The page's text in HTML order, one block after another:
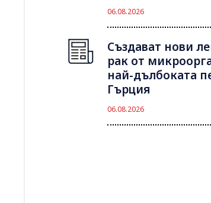
06.08.2026
Създават нови
рак от
най-дълбоката
Гърция
06.08.2026